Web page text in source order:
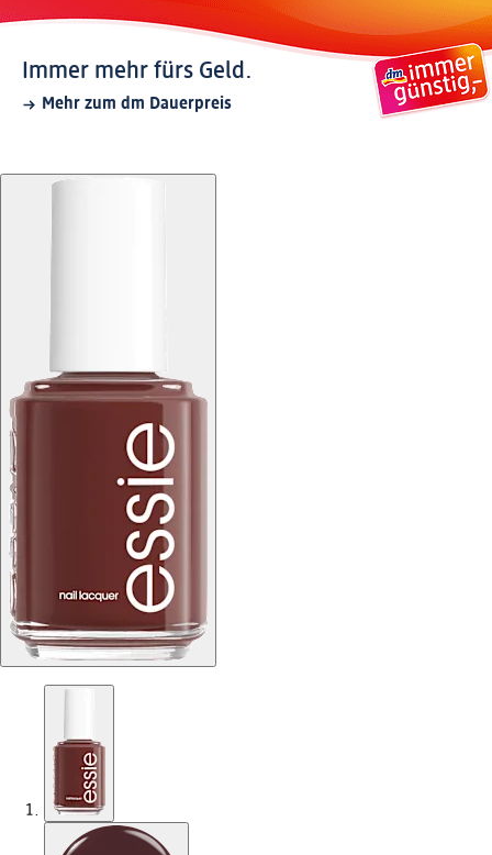
Immer mehr fürs Geld.
Mehr zum dm Dauerpreis